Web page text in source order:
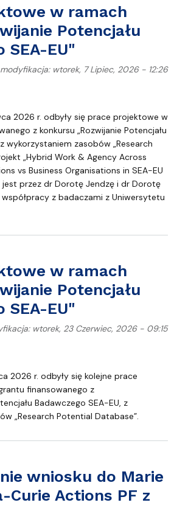
w ramach
Potencjału
SEA-EU"
wtorek, 7 Lipiec, 2026 - 12:26
w ramach grantu "Rozwijanie
2026 r. odbyły się prace projektowe w
z konkursu „Rozwijanie Potencjału
wykorzystaniem zasobów „Research
„Hybrid Work & Agency Across
vs Business Organisations in SEA-EU
jest przez dr Dorotę Jendzę i dr Dorotę
z badaczami z Uniwersytetu
w ramach
Potencjału
SEA-EU"
wtorek, 23 Czerwiec, 2026 - 09:15
w ramach grantu "Rozwijanie
2026 r. odbyły się kolejne prace
finansowanego z
Badawczego SEA-EU, z
„Research Potential Database”.
wniosku do Marie
Curie Actions PF z